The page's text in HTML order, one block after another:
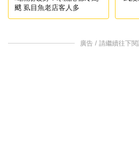
颼 虱目魚老店客人多
廣告 / 請繼續往下閱